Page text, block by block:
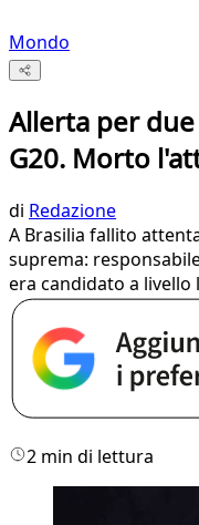
Mondo
Allerta per
G20. Morto
di Redazione
A Brasilia fallito
suprema:
era candidato a
2 min di lettura